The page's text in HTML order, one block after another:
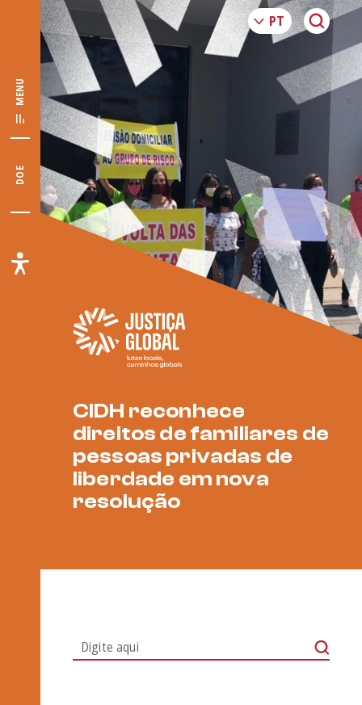
MENU
DOE
CIDH reconhece
direitos de familiares de
pessoas privadas de
liberdade em nova
resolução